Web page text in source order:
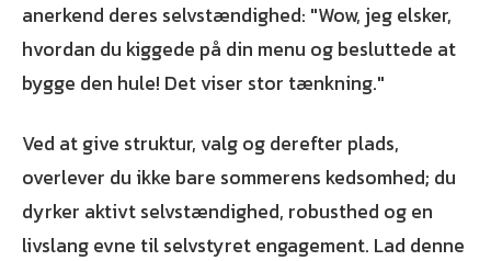
anerkend deres selvstændighed: "Wow, jeg elsker,
hvordan du kiggede på din menu og besluttede at
bygge den hule! Det viser stor tænkning."
Ved at give struktur, valg og derefter plads,
overlever du ikke bare sommerens kedsomhed; du
dyrker aktivt selvstændighed, robusthed og en
livslang evne til selvstyret engagement. Lad denne